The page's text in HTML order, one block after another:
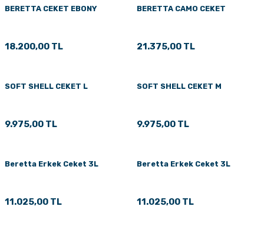
BERETTA CEKET EBONY
18.200,00 TL
BERETTA CAMO CEKET
21.375,00 TL
SOFT SHELL CEKET L
9.975,00 TL
SOFT SHELL CEKET M
9.975,00 TL
Beretta Erkek Ceket 3L
11.025,00 TL
Beretta Erkek Ceket 3L
11.025,00 TL